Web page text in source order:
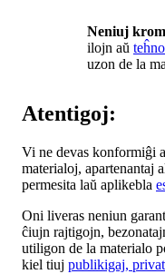
Neniuj
ilojn aŭ
uzon de la
Atentigoj:
Vi ne devas konformiĝi
materialoj, apartenantaj
permesita laŭ aplikebla
Oni liveras neniun
ĉiujn rajtigojn,
utiligon de la materialo
kiel tiuj publikigaj,